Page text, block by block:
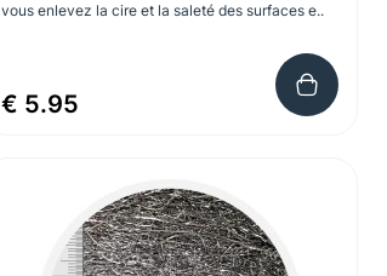
vous enlevez la cire et la saleté des surfaces e..
€ 5.95